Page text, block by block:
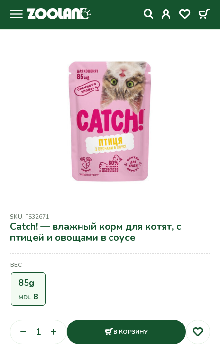
SKU: PS32671
Catch! — влажный корм для котят, с
птицей и овощами в соусе
ВЕС
85g
MDL 8
В КОРЗИНУ